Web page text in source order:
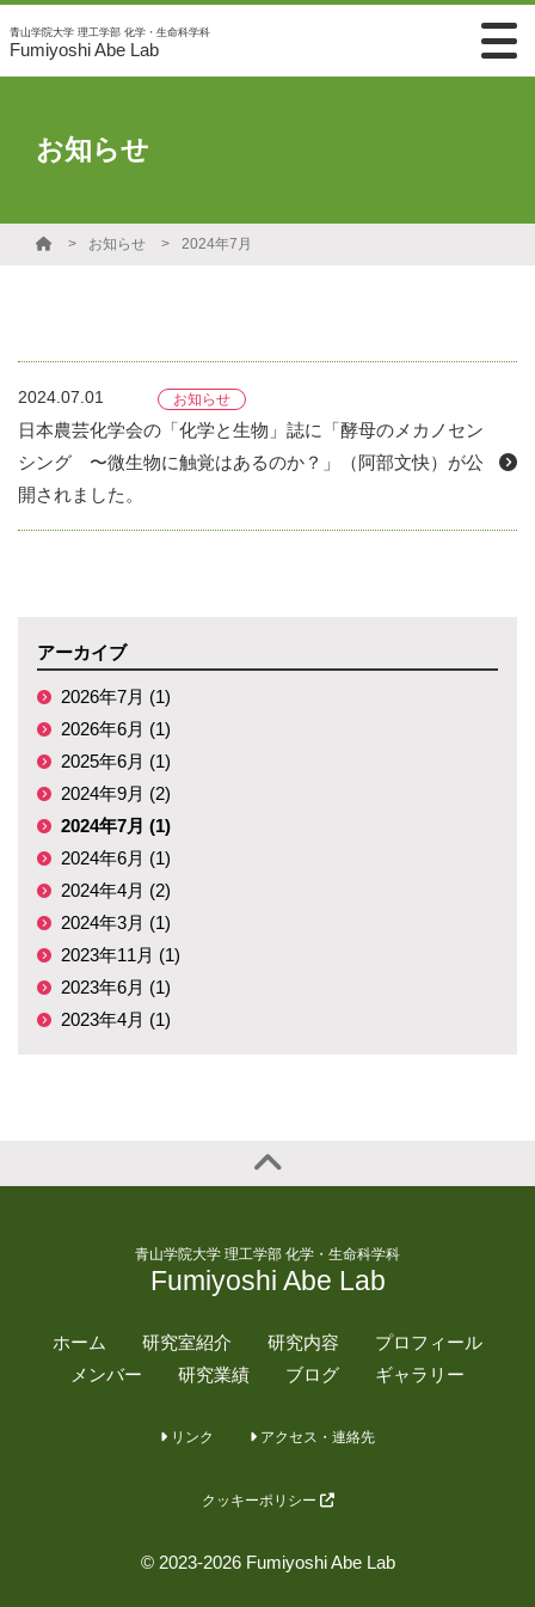
青山学院大学 理工学部 化学・生命科学科
Fumiyoshi Abe Lab
お知らせ
お知らせ 2024年7月
2024.07.01 お知らせ
日本農芸化学会の「化学と生物」誌に「酵母のメカノセン
シング 〜微生物に触覚はあるのか？」（阿部文快）が公
開されました。
アーカイブ
2026年7月 (1)
2026年6月 (1)
2025年6月 (1)
2024年9月 (2)
2024年7月 (1)
2024年6月 (1)
2024年4月 (2)
2024年3月 (1)
2023年11月 (1)
2023年6月 (1)
2023年4月 (1)
青山学院大学 理工学部 化学・生命科学科
Fumiyoshi Abe Lab
ホーム 研究室紹介 研究内容
プロフィール
メンバー
研究業績 ブログ ギャラリー
リンク アクセス・連絡先
クッキーポリシー
© 2023-2026 Fumiyoshi Abe Lab